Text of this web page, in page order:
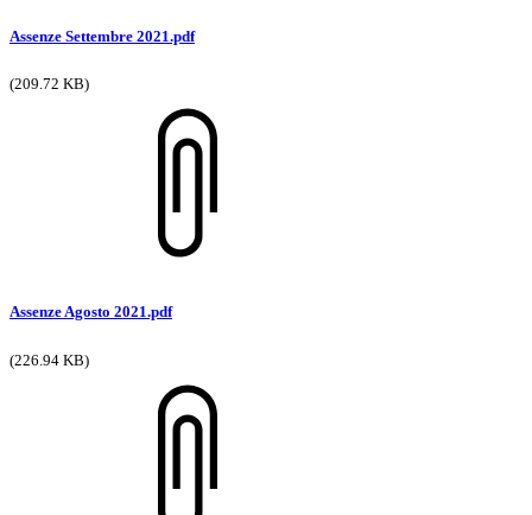
Assenze Settembre 2021.pdf
(209.72 KB)
Assenze Agosto 2021.pdf
(226.94 KB)